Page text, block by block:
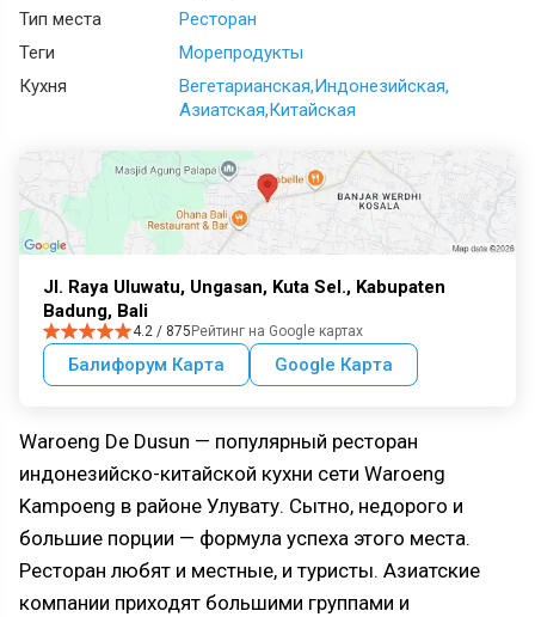
Тип места
Ресторан
Теги
Морепродукты
Кухня
Вегетарианская Индонезийская
Азиатская Китайская
Jl. Raya Uluwatu, Ungasan, Kuta Sel., Kabupaten
Badung, Bali
4.2 / 875 Рейтинг на Google картах
Балифорум Карта Google Карта
Waroeng De Dusun — популярный ресторан
индонезийско-китайской кухни сети Waroeng
Kampoeng в районе Улувату. Сытно, недорого и
большие порции — формула успеха этого места.
Ресторан любят и местные, и туристы. Азиатские
компании приходят большими группами и